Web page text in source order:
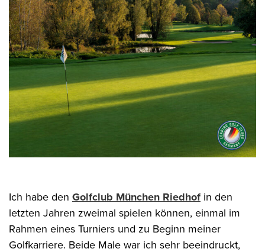
Ich habe den Golfclub München Riedhof in den
letzten Jahren zweimal spielen können, einmal im
Rahmen eines Turniers und zu Beginn meiner
Golfkarriere. Beide Male war ich sehr beeindruckt,